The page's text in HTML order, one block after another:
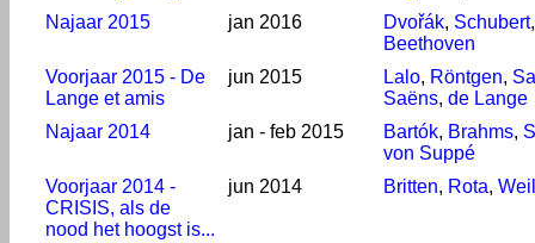
Najaar 2015
jan 2016 Dvořák, Schubert
Beethoven
Voorjaar 2015 - De
Lange et amis
jun 2015 Lalo, Röntgen,
Saëns, de Lange
Najaar 2014
jan - feb 2015 Bartók, Brahms,
von Suppé
Voorjaar 2014 -
CRISIS, als de
nood het hoogst is...
jun 2014 Britten, Rota,